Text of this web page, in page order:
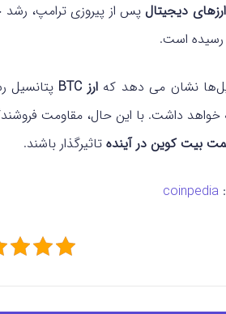
دیجیتالپس از پیروزی ترامپ،
است.
نشان می‌ دهد کهارز BTC
خواهد داشت. با این حال، مقاومت
بیت کوین در آینده تاثیرگذار باشند.
coinpedia